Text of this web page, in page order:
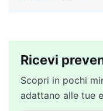
Ricevi
Scopri in pochi
adattano alle tue